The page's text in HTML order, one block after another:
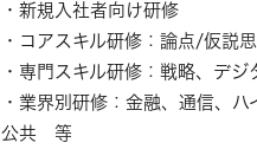
・新規入社者向け研修
・コアスキル研修：論点/仮説
・専門スキル研修：戦略、デ
・業界別研修：金融、通信、
公共 等